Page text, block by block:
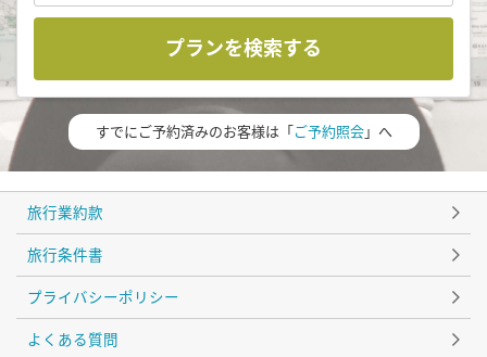
プランを検索する
すでにご予約済みのお客様は「ご予約照会」へ
旅行業約款
旅行条件書
プライバシーポリシー
よくある質問